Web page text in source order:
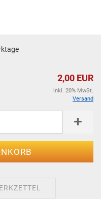
2,00 EUR
inkl. 20% MwSt.
Versand